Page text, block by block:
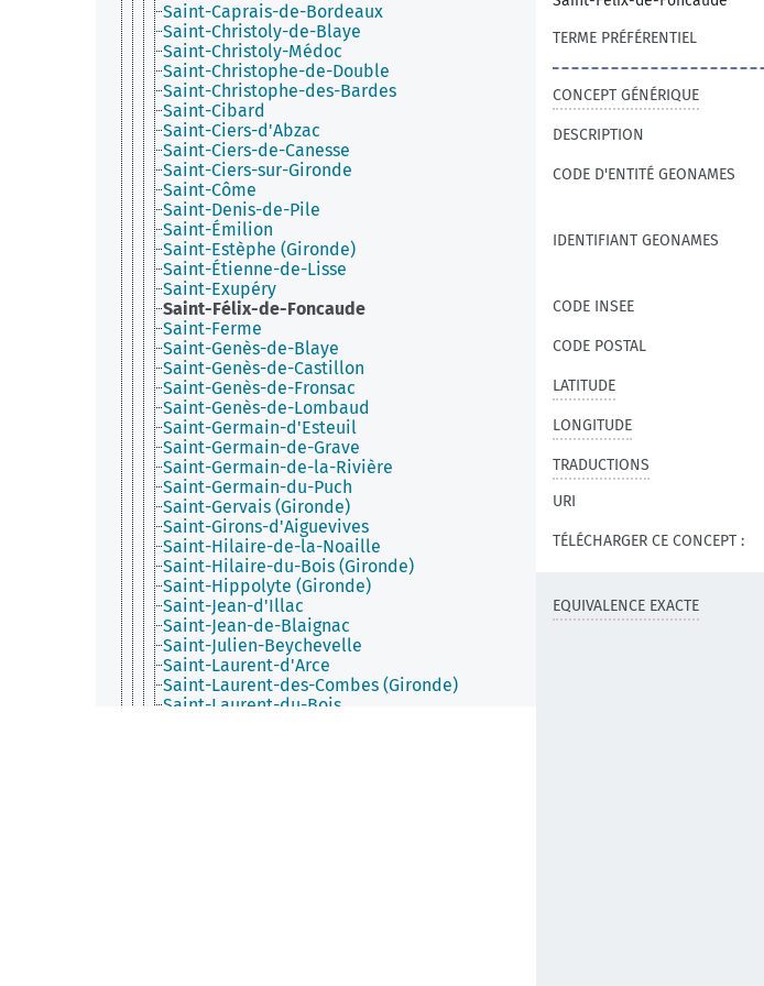
Saint-Caprais-de-Bordeaux
Saint-Christoly-de-Blaye
Saint-Christoly-Médoc
Saint-Christophe-de-Double
Saint-Christophe-des-Bardes
Saint-Cibard
Saint-Ciers-d'Abzac
Saint-Ciers-de-Canesse
Saint-Ciers-sur-Gironde
Saint-Côme
Saint-Denis-de-Pile
Saint-Émilion
Saint-Estèphe (Gironde)
Saint-Étienne-de-Lisse
Saint-Exupéry
Saint-Félix-de-Foncaude
Saint-Ferme
Saint-Genès-de-Blaye
Saint-Genès-de-Castillon
Saint-Genès-de-Fronsac
Saint-Genès-de-Lombaud
Saint-Germain-d'Esteuil
Saint-Germain-de-Grave
Saint-Germain-de-la-Rivière
Saint-Germain-du-Puch
Saint-Gervais (Gironde)
Saint-Girons-d'Aiguevives
Saint-Hilaire-de-la-Noaille
Saint-Hilaire-du-Bois (Gironde)
Saint-Hippolyte (Gironde)
Saint-Jean-d'Illac
Saint-Jean-de-Blaignac
Saint-Julien-Beychevelle
Saint-Laurent-d'Arce
Saint-Laurent-des-Combes (Gironde)
Saint-Laurent-du-Bois
TERME PRÉFÉRENTIEL
CONCEPT GÉNÉRIQUE
DESCRIPTION
CODE D'ENTITÉ GEONAMES
IDENTIFIANT GEONAMES
CODE INSEE
CODE POSTAL
LATITUDE
LONGITUDE
TRADUCTIONS
URI
TÉLÉCHARGER CE CONCEPT :
EQUIVALENCE EXACTE